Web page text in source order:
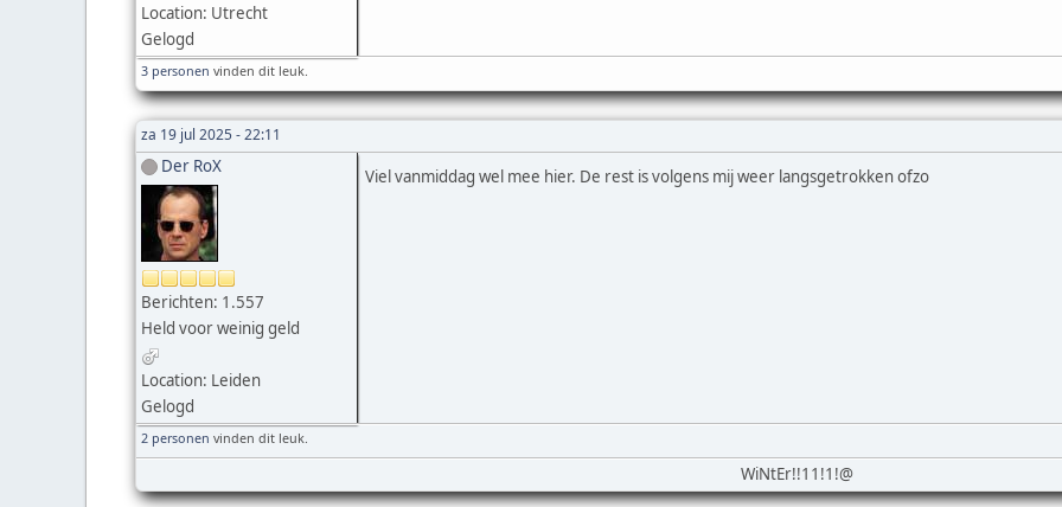
Location: Utrecht
Gelogd
3 personen vinden dit leuk.
za 19 jul 2025 - 22:11
Der RoX
Berichten: 1.557
Held voor weinig geld
Location: Leiden
Gelogd
Viel vanmiddag wel mee hier. De rest is volgens mij weer langsgetrokken ofzo
2 personen vinden dit leuk.
WiNtEr!!11!1!@